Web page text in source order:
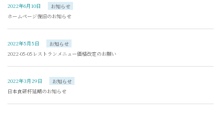
2022年6月10日
お知らせ
ホームページ復旧のお知らせ
2022年5月5日
お知らせ
2022-05-05レストランメニュー価格改定のお願い
2022年3月29日
お知らせ
日本食研杯延期のお知らせ